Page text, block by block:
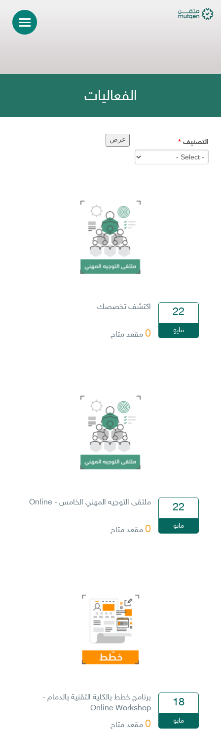
الفعاليات
التصنيف *
22
مايو
اكتشف تخصصك
0 مقعد متاح
22
مايو
ملتقى التوجيه المهني الخامس - Online
0 مقعد متاح
18
مايو
برنامج خطط بالكلية التقنية بالدمام -
Online Workshop
0 مقعد متاح